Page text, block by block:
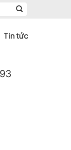
Tin tức